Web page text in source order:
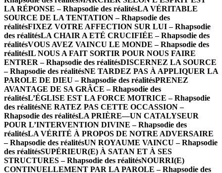
LA RÉPONSE – Rhapsodie des réalitésLA VÉRITABLE
SOURCE DE LA TENTATION – Rhapsodie des
réalitésFIXEZ VOTRE AFFECTION SUR LUI – Rhapsodie
des réalitésLA CHAIR A ETÉ CRUCIFIÉE – Rhapsodie des
réalitésVOUS AVEZ VAINCU LE MONDE – Rhapsodie des
réalitésIL NOUS A FAIT SORTIR POUR NOUS FAIRE
ENTRER – Rhapsodie des réalitésDISCERNEZ LA SOURCE
– Rhapsodie des réalitésNE TARDEZ PAS À APPLIQUER LA
PAROLE DE DIEU – Rhapsodie des réalitésPRENEZ
AVANTAGE DE SA GRÂCE – Rhapsodie des
réalitésL’ÉGLISE EST LA FORCE MOTRICE – Rhapsodie
des réalitésNE RATEZ PAS CETTE OCCASSION –
Rhapsodie des réalitésLA PRIÈRE—UN CATALYSEUR
POUR L’INTERVENTION DIVINE – Rhapsodie des
réalitésLA VÉRITÉ À PROPOS DE NOTRE ADVERSAIRE
– Rhapsodie des réalitésUN ROYAUME VAINCU – Rhapsodie
des réalitésSUPÉRIEUR(E) À SATAN ET À SES
STRUCTURES – Rhapsodie des réalitésNOURRI(E)
CONTINUELLEMENT PAR LA PAROLE – Rhapsodie des